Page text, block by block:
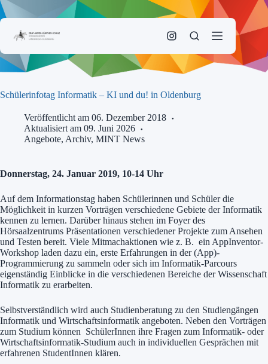
Zum
Inhalt
Schülerinfotag Informatik – KI und du! in Oldenburg
Veröffentlicht am 06. Dezember 2018
Aktualisiert am 09. Juni 2026
Angebote, Archiv, MINT News
Donnerstag, 24. Januar 2019, 10-14 Uhr
Auf dem Informationstag haben Schülerinnen und Schüler die
Möglichkeit in kurzen Vorträgen verschiedene Gebiete der Informatik
kennen zu lernen. Darüber hinaus stehen im Foyer des
Hörsaalzentrums Präsentationen verschiedener Projekte zum Ansehen
und Testen bereit. Viele Mitmachaktionen wie z. B. ein AppInventor-
Workshop laden dazu ein, erste Erfahrungen in der (App)-
Programmierung zu sammeln oder sich im Informatik-Parcours
eigenständig Einblicke in die verschiedenen Bereiche der Wissenschaft
Informatik zu erarbeiten.
Selbstverständlich wird auch Studienberatung zu den Studiengängen
Informatik und Wirtschaftsinformatik angeboten. Neben den Vorträgen
zum Studium können SchülerInnen ihre Fragen zum Informatik- oder
Wirtschaftsinformatik-Studium auch in individuellen Gesprächen mit
erfahrenen StudentInnen klären.